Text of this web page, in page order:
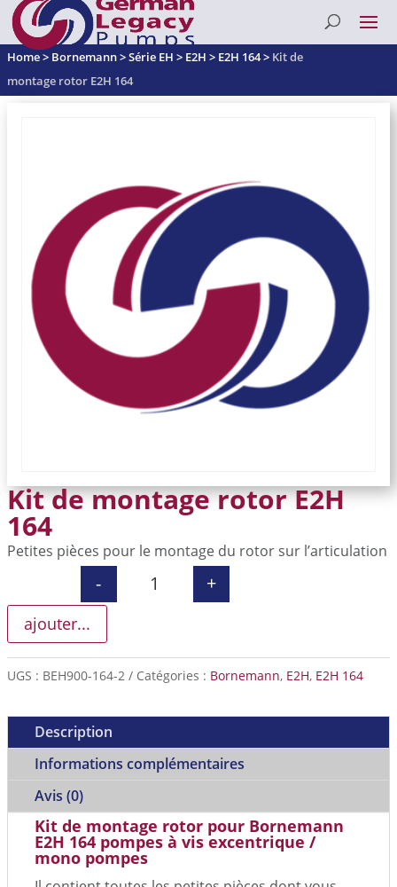
Home> Bornemann>Série EH > E2H > E2H 164> Kit de
montage rotor E2H 164
Kit de montage rotor E2H
164
Petites pièces pour le montage du rotor sur l’articulation
quantité de Kit de montage rotor
- +
ajouter...
UGS : BEH900-164-2 Catégories : Bornemann, E2H, E2H 164
Description
Informations complémentaires
Avis (0)
Kit de montage rotor pour Bornemann
E2H 164 pompes à vis excentrique /
mono pompes